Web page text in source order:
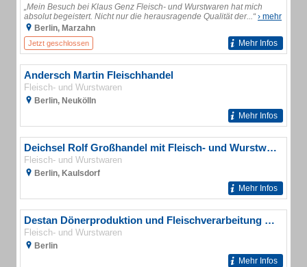
„Mein Besuch bei Klaus Genz Fleisch- und Wurstwaren hat mich
absolut begeistert. Nicht nur die herausragende Qualität der...“› mehr
Berlin, Marzahn
Jetzt geschlossen Mehr Infos
Andersch Martin Fleischhandel
Fleisch- und Wurstwaren
Berlin, Neukölln
Mehr Infos
Deichsel Rolf Großhandel mit Fleisch- und Wurstwaren & Im- und Export
Fleisch- und Wurstwaren
Berlin, Kaulsdorf
Mehr Infos
Destan Dönerproduktion und Fleischverarbeitung Lebensmittelproduktion
Fleisch- und Wurstwaren
Berlin
Mehr Infos